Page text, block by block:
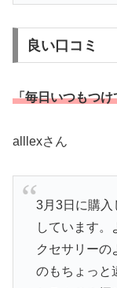
良い口コミ
「毎日いつもつ
alllexさん
3月3日に購入
しています。
クセサリーの
のもちょっと